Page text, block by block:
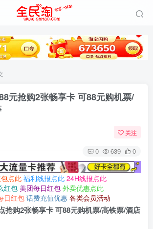
元抢购2张畅享卡 可88元购机票/
关注
0 639 0
点此 福利线报点此 24H线报点此
红包 美团每日红包 外卖优惠点此
日红包 话费充值优惠 各类会员活动
抢购2张畅享卡 可88元购机票/高铁票/酒店